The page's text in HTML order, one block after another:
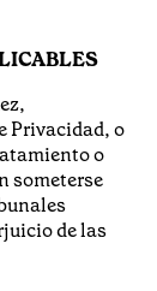
Privacidad, o
o
someterse
de las